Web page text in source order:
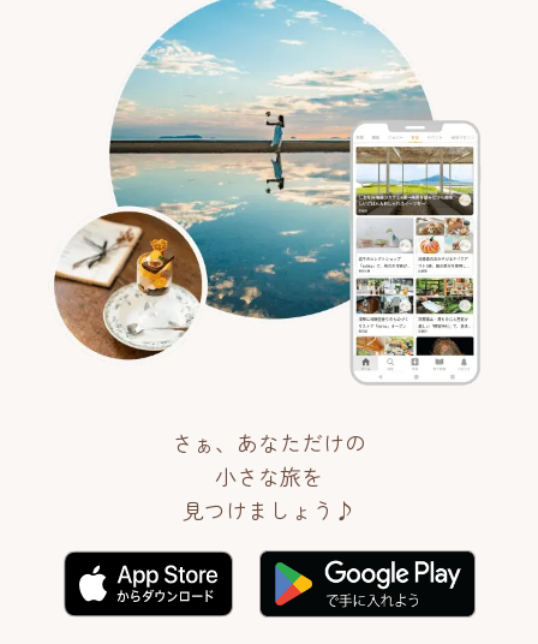
さぁ、あなただけの
小さな旅を
見つけましょう♪